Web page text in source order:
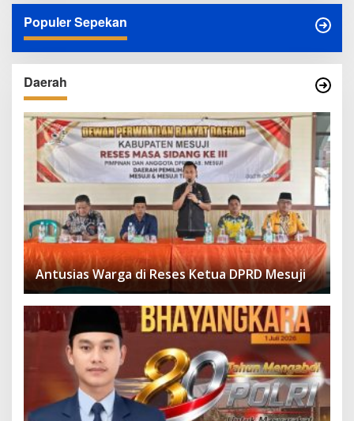
Populer Sepekan
Daerah
Antusias Warga di Reses Ketua DPRD Mesuji